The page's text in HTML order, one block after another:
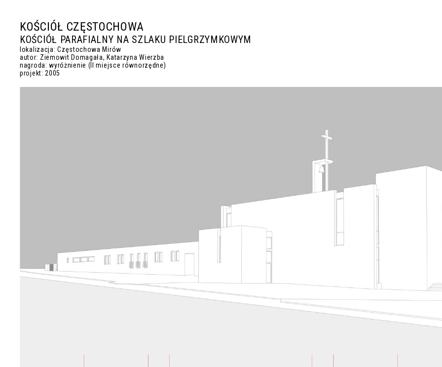
KOŚCIÓŁ CZĘSTOCHOWA
KOŚCIÓŁ PARAFIALNY NA SZLAKU PIELGRZYMKOWYM
lokalizacja: Częstochowa Mirów
autor: Ziemowit Domagała, Katarzyna Wierzba
nagroda: wyróżnienie (II miejsce równorzędne)
projekt: 2005